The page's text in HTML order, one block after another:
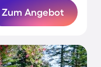
Zum Angebot